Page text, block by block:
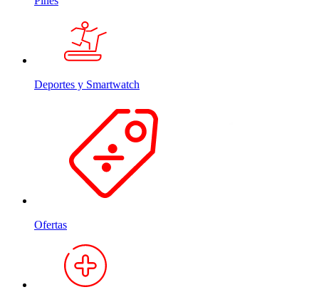
Deportes y Smartwatch
Ofertas